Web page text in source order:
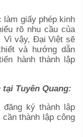
làm giấy phép kinh
rõ nhu cầu của
Vì vậy, Đại Việt sẽ
và hướng dẫn
hành thành lập
tại Tuyên Quang:
ký thành lập
thành lập công